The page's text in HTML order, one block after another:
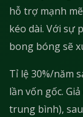
hỗ trợ mạnh
kéo dài. Với sự
bong bóng sẽ
Tỉ lệ 30%/năm
lần vốn gốc.
trung bình),